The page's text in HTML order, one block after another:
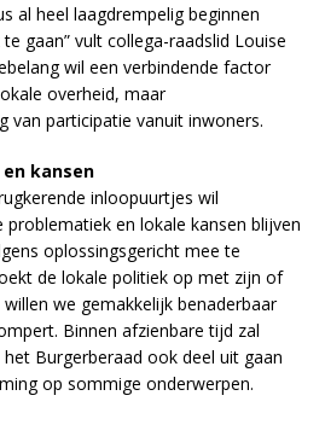
al heel laagdrempelig beginnen
gaan” vult collega-raadslid Louise
wil een verbindende factor
overheid, maar
van participatie vanuit inwoners.
kansen
inloopuurtjes wil
problematiek en lokale kansen blijven
oplossingsgericht mee te
de lokale politiek op met zijn of
we gemakkelijk benaderbaar
Binnen afzienbare tijd zal
Burgerberaad ook deel uit gaan
op sommige onderwerpen.